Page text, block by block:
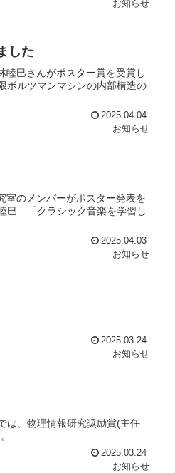
お知らせ
した
睦巳さんがポスター賞を受賞し
ボルツマンマシンの内部構造の
2025.04.04
お知らせ
室のメンバーがポスター発表を
巳 「クラシック音楽を学習し
2025.04.03
お知らせ
2025.03.24
お知らせ
は、物理情報研究奨励賞(主任
2025.03.24
お知らせ